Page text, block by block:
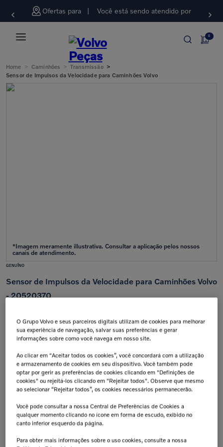
Ofertas para Você está sendo atendido por
0
Home > Caminhões > Transmissão >
Sensor de Impulsos da Velocidade para Caminhões Volvo
GENUÍNO
Sensor de Impulsos da Velocidade para Caminhões Volvo
- 20520370
Calcular frete e prazo
uma unidade.
Insira seu CEP
Calcular
Não sei meu cep
Retire na Concessionária
Todas as peças podem ser
retiradas diretamente na
concessionária.
Troca Grátis!
Até 07 dias a partir da
Tranquilidade e Confiança
Aplicação:
O Grupo Volvo e seus parceiros digitais utilizam de cookies para melhorar
sua experiência de navegação, salvar suas preferências e gerar
informações sobre como você navega em nosso site.
Ao clicar em "Aceitar todos os cookies”, você concordará com a utilização
e armazenamento de cookies em seu dispositivo. Você também pode
optar por gerir as preferências de cookies clicando em "Definições de
cookies" ou rejeitá-los clicando em "Rejeitar todos". Observe que mesmo
ao selecionar “Rejeitar todos”, os cookies necessários permanecerão.
Você pode consultar a nossa Central de Preferências de Cookies a
qualquer momento clicando no ícone em forma de escudo, exibido no
canto inferior esquerdo da página.
Para obter mais informações sobre o uso cookies, consulte a nossa